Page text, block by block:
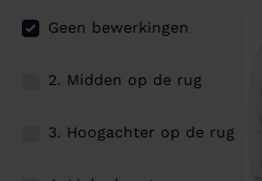
Geen bewerkingen
2. Midden op de rug
3. Hoogachter op de rug